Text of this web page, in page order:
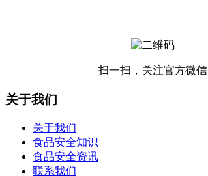
扫一扫，关注官方微信
关于我们
关于我们
食品安全知识
食品安全资讯
联系我们